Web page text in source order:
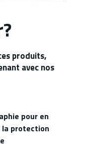
produits,
avec nos
pour en
la protection